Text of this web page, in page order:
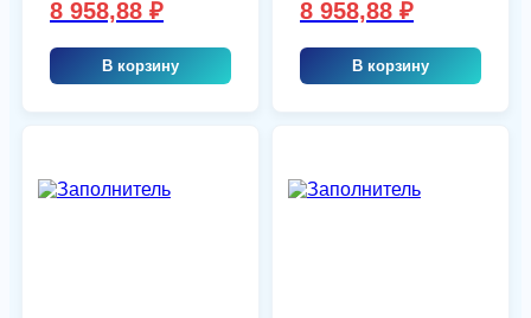
ABSORBING, шт
8 958,88 ₽
В корзину
ABSORBING, шт
8 958,88 ₽
В корзину